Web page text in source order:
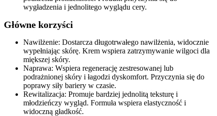
wygładzenia i jednolitego wyglądu cery.
Główne korzyści
Nawilżenie: Dostarcza długotrwałego nawilżenia, widocznie
wypełniając skórę. Krem wspiera zatrzymywanie wilgoci dla
miększej skóry.
Naprawa: Wspiera regenerację zestresowanej lub
podrażnionej skóry i łagodzi dyskomfort. Przyczynia się do
poprawy siły bariery w czasie.
Rewitalizacja: Promuje bardziej jednolitą teksturę i
młodzieńczy wygląd. Formuła wspiera elastyczność i
widoczną gładkość.